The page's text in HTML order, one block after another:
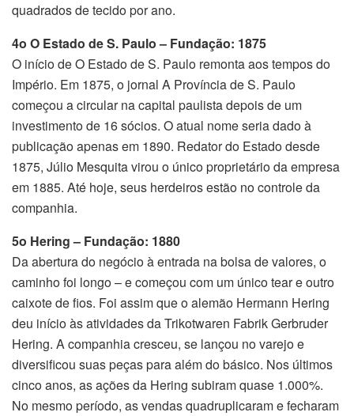
quadrados de tecido por ano.
4o O Estado de S. Paulo – Fundação: 1875
O início de O Estado de S. Paulo remonta aos tempos do
Império. Em 1875, o jornal A Província de S. Paulo
começou a circular na capital paulista depois de um
investimento de 16 sócios. O atual nome seria dado à
publicação apenas em 1890. Redator do Estado desde
1875, Júlio Mesquita virou o único proprietário da empresa
em 1885. Até hoje, seus herdeiros estão no controle da
companhia.
5o Hering – Fundação: 1880
Da abertura do negócio à entrada na bolsa de valores, o
caminho foi longo – e começou com um único tear e outro
caixote de fios. Foi assim que o alemão Hermann Hering
deu início às atividades da Trikotwaren Fabrik Gerbruder
Hering. A companhia cresceu, se lançou no varejo e
diversificou suas peças para além do básico. Nos últimos
cinco anos, as ações da Hering subiram quase 1.000%.
No mesmo período, as vendas quadruplicaram e fecharam